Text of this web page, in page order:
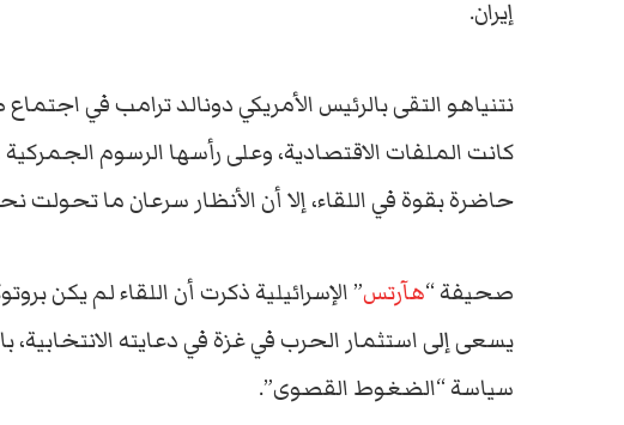
إيران.
نتنياهو التقى بالرئيس الأمريكي دونالد ترامب في
كانت الملفات الاقتصادية، وعلى رأسها الرسوم
حاضرة بقوة في اللقاء، إلا أن الأنظار سرعان ما تحولت
صحيفة “هآرتس” الإسرائيلية ذكرت أن اللقاء لم يكن
يسعى إلى استثمار الحرب في غزة في دعايته
سياسة “الضغوط القصوى”.